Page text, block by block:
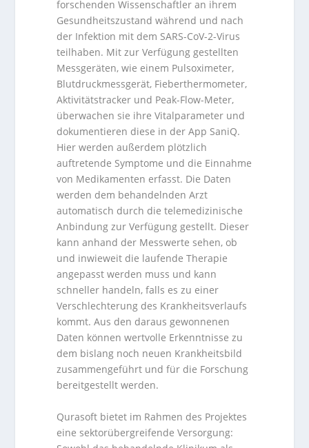
forschenden Wissenschaftler an ihrem
Gesundheitszustand während und nach
der Infektion mit dem SARS-CoV-2-Virus
teilhaben. Mit zur Verfügung gestellten
Messgeräten, wie einem Pulsoximeter,
Blutdruckmessgerät, Fieberthermometer,
Aktivitätstracker und Peak-Flow-Meter,
überwachen sie ihre Vitalparameter und
dokumentieren diese in der App SaniQ.
Hier werden außerdem plötzlich
auftretende Symptome und die Einnahme
von Medikamenten erfasst. Die Daten
werden dem behandelnden Arzt
automatisch durch die telemedizinische
Anbindung zur Verfügung gestellt. Dieser
kann anhand der Messwerte sehen, ob
und inwieweit die laufende Therapie
angepasst werden muss und kann
schneller handeln, falls es zu einer
Verschlechterung des Krankheitsverlaufs
kommt. Aus den daraus gewonnenen
Daten können wertvolle Erkenntnisse zu
dem bislang noch neuen Krankheitsbild
zusammengeführt und für die Forschung
bereitgestellt werden.
Qurasoft bietet im Rahmen des Projektes
eine sektorübergreifende Versorgung: